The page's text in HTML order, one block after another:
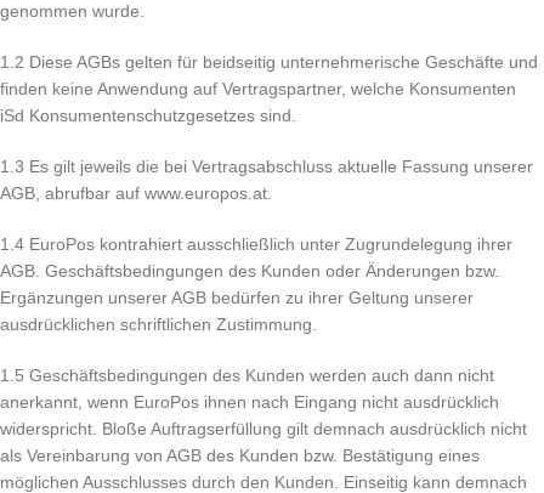
genommen wurde.
1.2 Diese AGBs gelten für beidseitig unternehmerische Geschäfte und
finden keine Anwendung auf Vertragspartner, welche Konsumenten
iSd Konsumentenschutzgesetzes sind.
1.3 Es gilt jeweils die bei Vertragsabschluss aktuelle Fassung unserer
AGB, abrufbar auf www.europos.at.
1.4 EuroPos kontrahiert ausschließlich unter Zugrundelegung ihrer
AGB. Geschäftsbedingungen des Kunden oder Änderungen bzw.
Ergänzungen unserer AGB bedürfen zu ihrer Geltung unserer
ausdrücklichen schriftlichen Zustimmung.
1.5 Geschäftsbedingungen des Kunden werden auch dann nicht
anerkannt, wenn EuroPos ihnen nach Eingang nicht ausdrücklich
widerspricht. Bloße Auftragserfüllung gilt demnach ausdrücklich nicht
als Vereinbarung von AGB des Kunden bzw. Bestätigung eines
möglichen Ausschlusses durch den Kunden. Einseitig kann demnach